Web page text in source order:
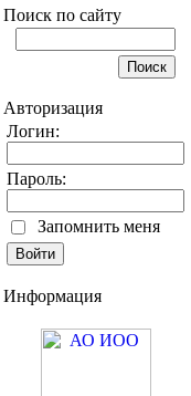
Поиск по сайту
Авторизация
Логин:
Пароль:
Запомнить меня
Информация